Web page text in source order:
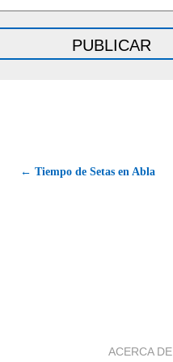
← Tiempo de Setas en Abla
ACERCA DE